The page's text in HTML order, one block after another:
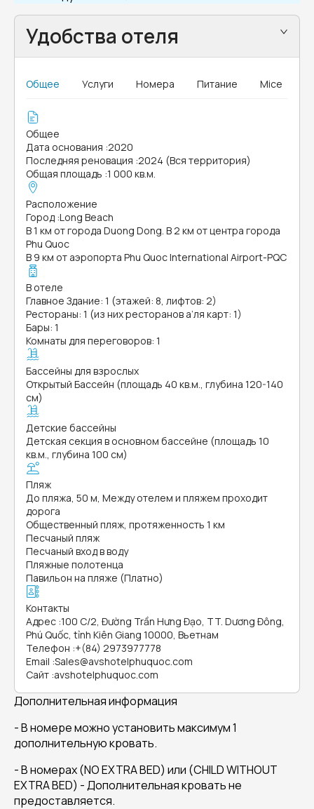
Удобства отеля
Общее Услуги Номера Питание Mice
Общее
Дата основания :2020
Последняя реновация :2024 (Вся территория)
Общая площадь :1 000 кв.м.
Расположение
Город :Long Beach
В 1 км от города Duong Dong. В 2 км от центра города
Phu Quoc
В 9 км от аэропорта Phu Quoc International Airport-PQC
В отеле
Главное Здание: 1 (этажей: 8, лифтов: 2)
Рестораны: 1 (из них ресторанов а’ля карт: 1)
Бары: 1
Комнаты для переговоров: 1
Бассейны для взрослых
Открытый Бассейн (площадь 40 кв.м., глубина 120-140
см)
Детские бассейны
Детская секция в основном бассейне (площадь 10
кв.м., глубина 100 см)
Пляж
До пляжа, 50 м, Между отелем и пляжем проходит
дорога
Общественный пляж, протяженность 1 км
Песчаный пляж
Песчаный вход в воду
Пляжные полотенца
Павильон на пляже (Платно)
Контакты
Адрес :100 C/2, Đường Trần Hưng Đạo, TT. Dương Đông,
Phú Quốc, tỉnh Kiên Giang 10000, Вьетнам
Телефон :+(84) 2973977778
Email :Sales@avshotelphuquoc.com
Сайт :avshotelphuquoc.com
Дополнительная информация
- В номере можно установить максимум 1
дополнительную кровать.
- В номерах (NO EXTRA BED) или (CHILD WITHOUT
EXTRA BED) - Дополнительная кровать не
предоставляется.